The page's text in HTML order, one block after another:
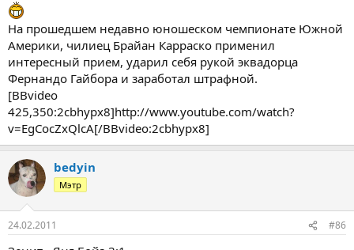
На прошедшем недавно юношеском чемпионате Южной
Америки, чилиец Брайан Карраско применил
интересный прием, ударил себя рукой эквадорца
Фернандо Гайбора и заработал штрафной.
[BBvideo
425,350:2cbhypx8]http://www.youtube.com/watch?
v=EgCocZxQlcA[/BBvideo:2cbhypx8]
bedyin
Мэтр
24.02.2011 #86